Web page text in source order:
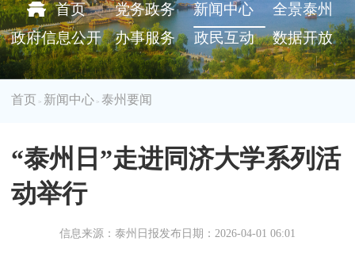
首页 党务政务 新闻中心
全景泰州
政府信息公开
办事服务 政民互动 数据开放
首页 > 新闻中心 >泰州要闻
“泰州日”走进同济大学系列活
动举行
信息来源：泰州日报发布日期：2026-04-01 06:01